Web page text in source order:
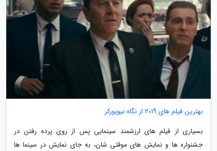
بهترین فیلم های 2019 از نگاه نیویورکر
بسیاری از فیلم های ارزشمند سینمایی پس از روی پرده رفتن در
جشنواره ها و نمایش های موقتی شان، به جای نمایش در سینما ها